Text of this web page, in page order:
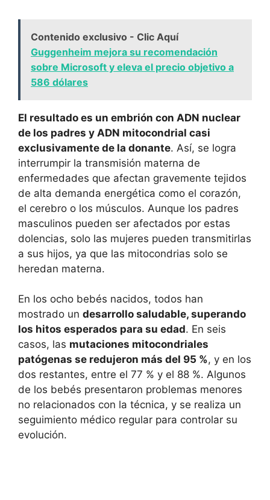
Contenido exclusivo - Clic Aquí
Guggenheim mejora su recomendación
sobre Microsoft y eleva el precio objetivo a
586 dólares
El resultado es un embrión con ADN nuclear
de los padres y ADN mitocondrial casi
exclusivamente de la donante. Así, se logra
interrumpir la transmisión materna de
enfermedades que afectan gravemente tejidos
de alta demanda energética como el corazón,
el cerebro o los músculos. Aunque los padres
masculinos pueden ser afectados por estas
dolencias, solo las mujeres pueden transmitirlas
a sus hijos, ya que las mitocondrias solo se
heredan materna.
En los ocho bebés nacidos, todos han
mostrado un desarrollo saludable, superando
los hitos esperados para su edad. En seis
casos, las mutaciones mitocondriales
patógenas se redujeron más del 95 %, y en los
dos restantes, entre el 77 % y el 88 %. Algunos
de los bebés presentaron problemas menores
no relacionados con la técnica, y se realiza un
seguimiento médico regular para controlar su
evolución.